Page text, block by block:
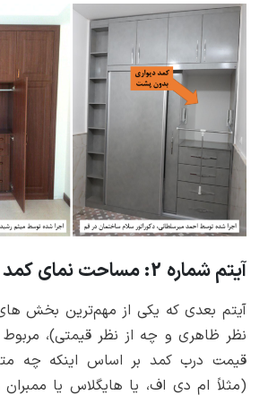
آیتم شماره 2: مساحت نمای کمد
آیتم بعدی که یکی از مهم‌ترین بخش
نظر ظاهری و چه از نظر قیمتی)،
قیمت درب کمد بر اساس اینکه چه
(مثلاً ام دی اف، یا هایگلاس یا